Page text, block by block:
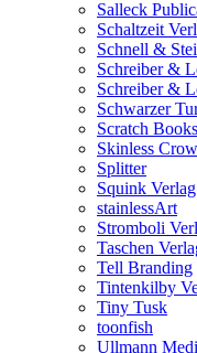
Salleck
Schaltzeit
Schnell &
Schreiber &
Schreiber &
Schwarzer
Scratch Books
Skinless Crow
Splitter
Squink Verlag
stainlessArt
Stromboli
Taschen
Tell Branding
Tintenkilby
Tiny Tusk
toonfish
Ullmann